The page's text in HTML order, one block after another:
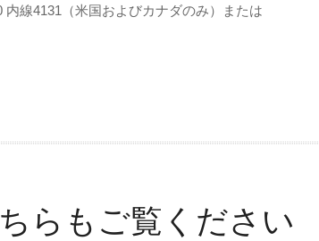
内線4131（米国およびカナダのみ）または
らもご覧ください